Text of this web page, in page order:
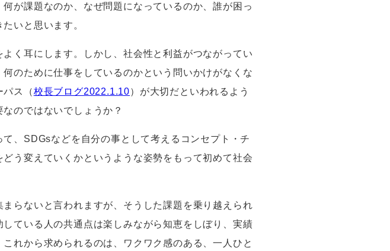
が課題なのか、なぜ問題になっているのか、誰が困っ
いと思います。
く耳にします。しかし、社会性と利益がつながってい
のために仕事をしているのかという問いかけがなくな
パス（校長ブログ2022.1.10）が大切だといわれるよう
のではないでしょうか？
、 SDGsなどを自分の事として考えるコンセプト・チ
う変えていくかというような姿勢をもって初めて社会
らないと言われますが、そうした課題を乗り越えられ
ている人の共通点は楽しみながら知恵をしぼり、実績
れから求められるのは、ワクワク感のある、一人ひと